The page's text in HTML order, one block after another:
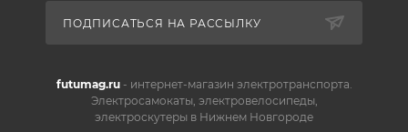
ПОДПИСАТЬСЯ НА РАССЫЛКУ
futumag.ru- интернет-магазин электротранспорта.
Электросамокаты, электровелосипеды,
электроскутеры в Нижнем Новгороде